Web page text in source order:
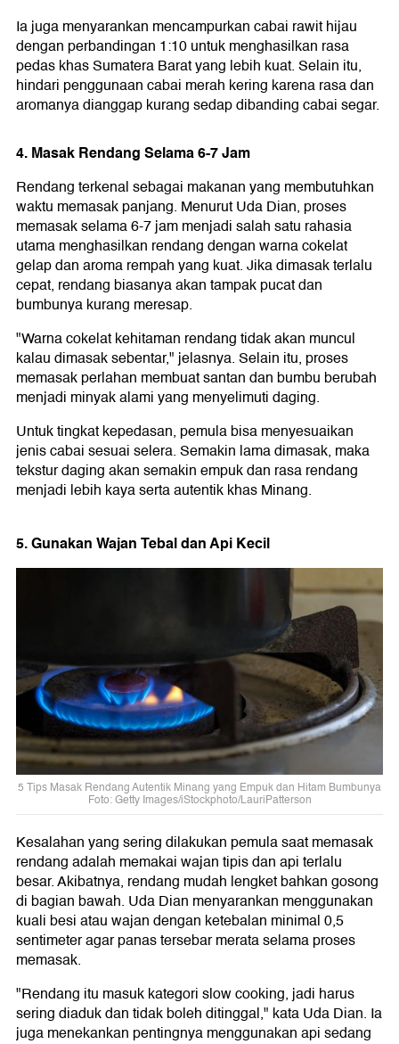
Ia juga menyarankan mencampurkan cabai rawit hijau
dengan perbandingan 1:10 untuk menghasilkan rasa
pedas khas Sumatera Barat yang lebih kuat. Selain itu,
hindari penggunaan cabai merah kering karena rasa dan
aromanya dianggap kurang sedap dibanding cabai segar.
4. Masak Rendang Selama 6-7 Jam
Rendang terkenal sebagai makanan yang membutuhkan
waktu memasak panjang. Menurut Uda Dian, proses
memasak selama 6-7 jam menjadi salah satu rahasia
utama menghasilkan rendang dengan warna cokelat
gelap dan aroma rempah yang kuat. Jika dimasak terlalu
cepat, rendang biasanya akan tampak pucat dan
bumbunya kurang meresap.
"Warna cokelat kehitaman rendang tidak akan muncul
kalau dimasak sebentar," jelasnya. Selain itu, proses
memasak perlahan membuat santan dan bumbu berubah
menjadi minyak alami yang menyelimuti daging.
Untuk tingkat kepedasan, pemula bisa menyesuaikan
jenis cabai sesuai selera. Semakin lama dimasak, maka
tekstur daging akan semakin empuk dan rasa rendang
menjadi lebih kaya serta autentik khas Minang.
5. Gunakan Wajan Tebal dan Api Kecil
5 Tips Masak Rendang Autentik Minang yang Empuk dan Hitam Bumbunya
Foto: Getty Images/iStockphoto/LauriPatterson
Kesalahan yang sering dilakukan pemula saat memasak
rendang adalah memakai wajan tipis dan api terlalu
besar. Akibatnya, rendang mudah lengket bahkan gosong
di bagian bawah. Uda Dian menyarankan menggunakan
kuali besi atau wajan dengan ketebalan minimal 0,5
sentimeter agar panas tersebar merata selama proses
memasak.
"Rendang itu masuk kategori slow cooking, jadi harus
sering diaduk dan tidak boleh ditinggal," kata Uda Dian. Ia
juga menekankan pentingnya menggunakan api sedang